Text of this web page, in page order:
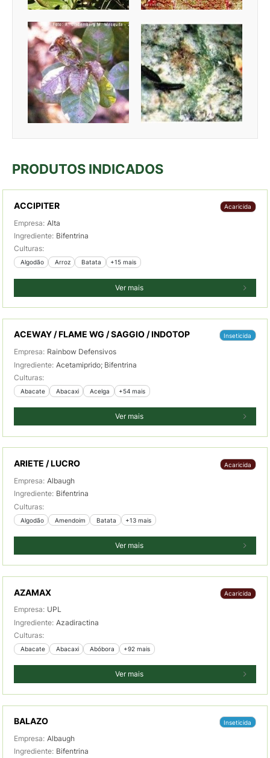
PRODUTOS INDICADOS
ACCIPITER Acaricida
Empresa: Alta
Ingrediente: Bifentrina
Culturas:
Algodão Arroz Batata +15 mais
Ver mais
ACEWAY / FLAME WG / SAGGIO / INDOTOP Inseticida
Empresa: Rainbow Defensivos
Ingrediente: Acetamiprido; Bifentrina
Culturas:
Abacate Abacaxi Acelga +54 mais
Ver mais
ARIETE / LUCRO Acaricida
Empresa: Albaugh
Ingrediente: Bifentrina
Culturas:
Algodão Amendoim Batata +13 mais
Ver mais
AZAMAX Acaricida
Empresa: UPL
Ingrediente: Azadiractina
Culturas:
Abacate Abacaxi Abóbora +92 mais
Ver mais
BALAZO Inseticida
Empresa: Albaugh
Ingrediente: Bifentrina